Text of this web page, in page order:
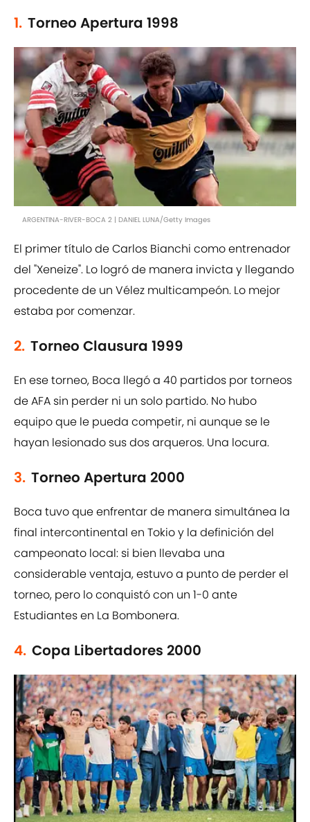
1. Torneo Apertura 1998
ARGENTINA-RIVER-BOCA 2 | DANIEL LUNA/Getty Images
El primer título de Carlos Bianchi como entrenador
del "Xeneize". Lo logró de manera invicta y llegando
procedente de un Vélez multicampeón. Lo mejor
estaba por comenzar.
2. Torneo Clausura 1999
En ese torneo, Boca llegó a 40 partidos por torneos
de AFA sin perder ni un solo partido. No hubo
equipo que le pueda competir, ni aunque se le
hayan lesionado sus dos arqueros. Una locura.
3. Torneo Apertura 2000
Boca tuvo que enfrentar de manera simultánea la
final intercontinental en Tokio y la definición del
campeonato local: si bien llevaba una
considerable ventaja, estuvo a punto de perder el
torneo, pero lo conquistó con un 1-0 ante
Estudiantes en La Bombonera.
4. Copa Libertadores 2000